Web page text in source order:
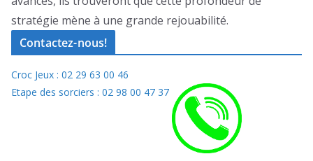
stratégie mène à une grande rejouabilité.
Contactez-nous!
Croc Jeux : 02 29 63 00 46
Etape des sorciers : 02 98 00 47 37